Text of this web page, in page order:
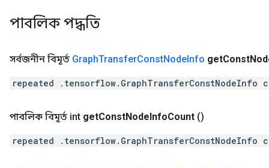
পাবলিক পদ্ধতি
সর্বজনীন বিমূর্ত GraphTransferConstNodeInfo getConst
repeated .tensorflow.GraphTransferConstNodeInfo
পাবলিক বিমূর্ত int getConstNodeInfoCount ()
repeated .tensorflow.GraphTransferConstNodeInfo